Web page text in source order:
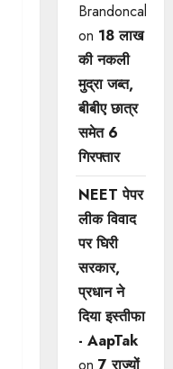
Brandoncah
on 18 लाख
की नकली
मुद्रा जब्त,
बीबीए छात्र
समेत 6
गिरफ्तार
NEET पेपर
लीक विवाद
पर घिरी
सरकार,
प्रधान ने
दिया इस्तीफा
- AapTak